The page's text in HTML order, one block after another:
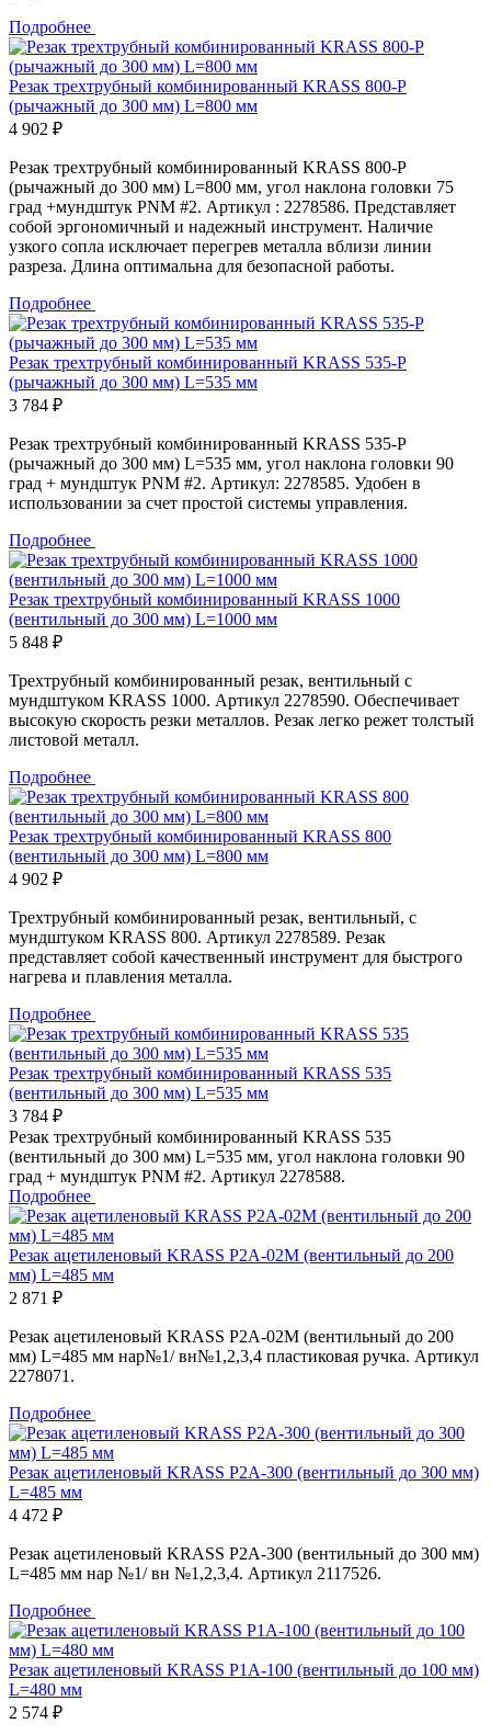
Подробнее
Резак трехтрубный комбинированный KRASS 800-Р
(рычажный до 300 мм) L=800 мм
4 902 ₽
Резак трехтрубный комбинированный KRASS 800-Р
(рычажный до 300 мм) L=800 мм, угол наклона головки 75
град +мундштук PNM #2. Артикул : 2278586. Представляет
собой эргономичный и надежный инструмент. Наличие
узкого сопла исключает перегрев металла вблизи линии
разреза. Длина оптимальна для безопасной работы.
Подробнее
Резак трехтрубный комбинированный KRASS 535-Р
(рычажный до 300 мм) L=535 мм
3 784 ₽
Резак трехтрубный комбинированный KRASS 535-Р
(рычажный до 300 мм) L=535 мм, угол наклона головки 90
град + мундштук PNM #2. Артикул: 2278585. Удобен в
использовании за счет простой системы управления.
Подробнее
Резак трехтрубный комбинированный KRASS 1000
(вентильный до 300 мм) L=1000 мм
5 848 ₽
Трехтрубный комбинированный резак, вентильный с
мундштуком KRASS 1000. Артикул 2278590. Обеспечивает
высокую скорость резки металлов. Резак легко режет толстый
листовой металл.
Подробнее
Резак трехтрубный комбинированный KRASS 800
(вентильный до 300 мм) L=800 мм
4 902 ₽
Трехтрубный комбинированный резак, вентильный, с
мундштуком KRASS 800. Артикул 2278589. Резак
представляет собой качественный инструмент для быстрого
нагрева и плавления металла.
Подробнее
Резак трехтрубный комбинированный KRASS 535
(вентильный до 300 мм) L=535 мм
3 784 ₽
Резак трехтрубный комбинированный KRASS 535
(вентильный до 300 мм) L=535 мм, угол наклона головки 90
град + мундштук PNM #2. Артикул 2278588.
Подробнее
Резак ацетиленовый KRASS Р2А-02М (вентильный до 200
мм) L=485 мм
2 871 ₽
Резак ацетиленовый KRASS Р2А-02М (вентильный до 200
мм) L=485 мм нар№1/ вн№1,2,3,4 пластиковая ручка. Артикул
2278071.
Подробнее
Резак ацетиленовый KRASS Р2А-300 (вентильный до 300 мм)
L=485 мм
4 472 ₽
Резак ацетиленовый KRASS Р2А-300 (вентильный до 300 мм)
L=485 мм нар №1/ вн №1,2,3,4. Артикул 2117526.
Подробнее
Резак ацетиленовый KRASS Р1А-100 (вентильный до 100 мм)
L=480 мм
2 574 ₽